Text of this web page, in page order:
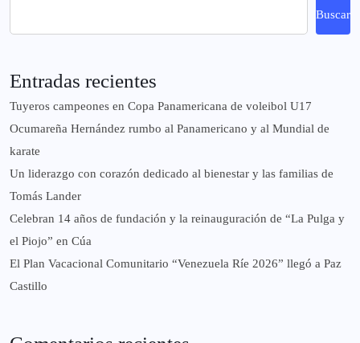
Buscar
Entradas recientes
Tuyeros campeones en Copa Panamericana de voleibol U17
Ocumareña Hernández rumbo al Panamericano y al Mundial de
karate
Un liderazgo con corazón dedicado al bienestar y las familias de
Tomás Lander
Celebran 14 años de fundación y la reinauguración de “La Pulga y
el Piojo” en Cúa
El Plan Vacacional Comunitario “Venezuela Ríe 2026” llegó a Paz
Castillo​